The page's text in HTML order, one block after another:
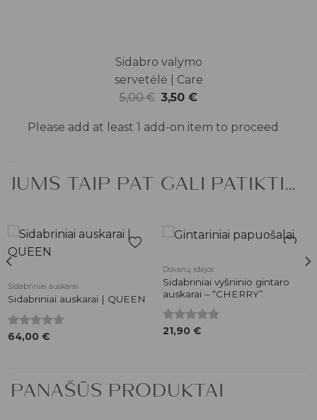
Sidabro valymo
servetėlė | Care
5,00€ Original
was:
3,50€Current
is:
Please add at least 1 add-on item to proceed
JUMS TAIP PAT GALI PATIKTI…
Sidabriniai auskarai
Sidabriniai auskarai | QUEEN
Įvertinimas:
64,00 €
patikusios
Dovanų idėjos
Sidabriniai vyšninio gintaro
auskarai – “CHERRY”
Įvertinimas:
21,90 €
PANAŠŪS PRODUKTAI